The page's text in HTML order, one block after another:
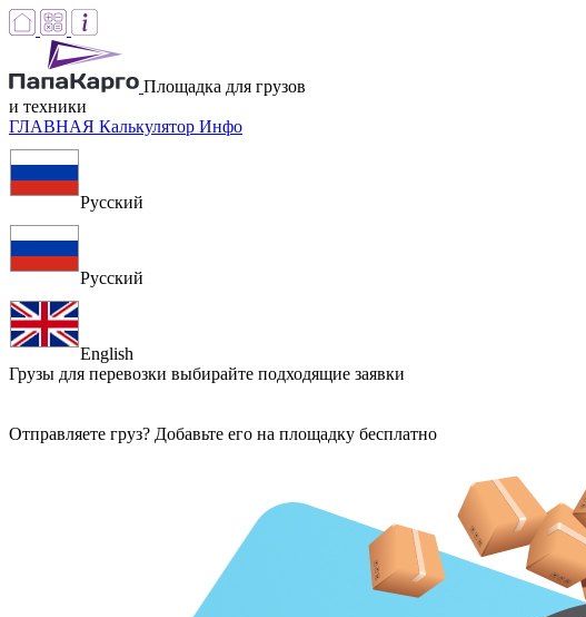
Площадка для грузов
и техники
ГЛАВНАЯ Калькулятор Инфо
Русский
Русский
English
Грузы для перевозки выбирайте подходящие заявки
Отправляете груз? Добавьте его на площадку бесплатно